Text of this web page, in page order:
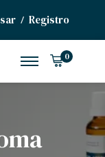
/ Registro
0